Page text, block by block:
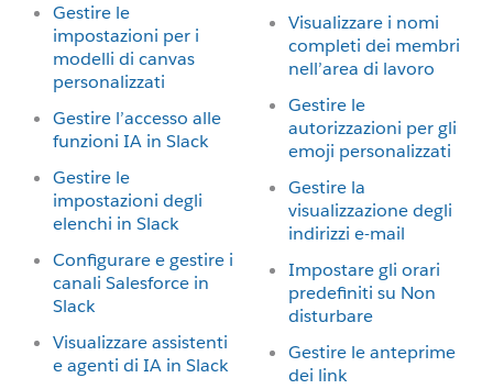
Gestire le
impostazioni per i
modelli di canvas
personalizzati
Gestire l’accesso alle
funzioni IA in Slack
Gestire le
impostazioni degli
elenchi in Slack
Configurare e gestire i
canali Salesforce in
Slack
Visualizzare assistenti
e agenti di IA in Slack
Visualizzare i nomi
completi dei membri
nell’area di lavoro
Gestire le
autorizzazioni per gli
emoji personalizzati
Gestire la
visualizzazione degli
indirizzi e-mail
Impostare gli orari
predefiniti su Non
disturbare
Gestire le anteprime
dei link